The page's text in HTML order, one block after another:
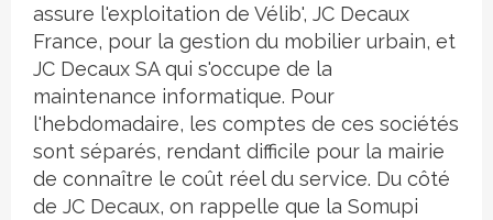
assure l'exploitation de Vélib', JC Decaux
France, pour la gestion du mobilier urbain, et
JC Decaux SA qui s'occupe de la
maintenance informatique. Pour
l'hebdomadaire, les comptes de ces sociétés
sont séparés, rendant difficile pour la mairie
de connaître le coût réel du service. Du côté
de JC Decaux, on rappelle que la Somupi